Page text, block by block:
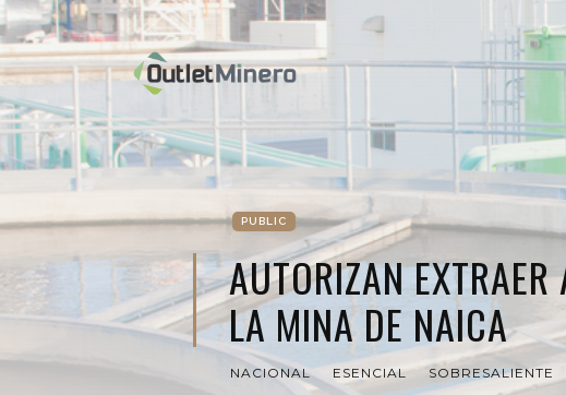
PUBLIC
AUTORIZAN EXTRAER
LA MINA DE NAICA
NACIONAL ESENCIAL SOBRESALIENTE